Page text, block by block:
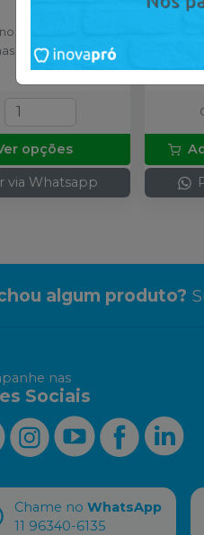
no
demais
opções
via Whatsapp
R$
algum produto?
nas
Sociais
Chame no WhatsApp
11 96340-6135